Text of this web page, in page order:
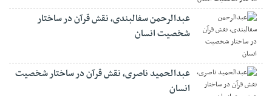
عبدالرحمن سفالبندی، نقش قرآن در ساختار
شخصیت انسان
عبدالحمید ناصری، نقش قرآن در ساختار شخصیت
انسان